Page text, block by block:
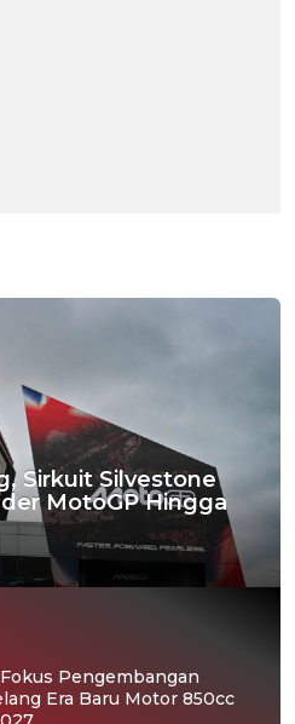
Sirkuit Silvestone
MotoGP Hingga
Pengembangan
Era Baru Motor 850cc